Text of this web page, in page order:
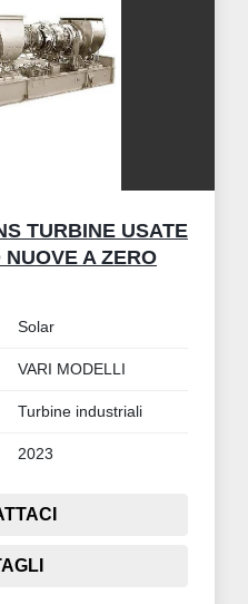
TURBINE USATE
A ZERO
Solar
VARI MODELLI
Turbine industriali
2023